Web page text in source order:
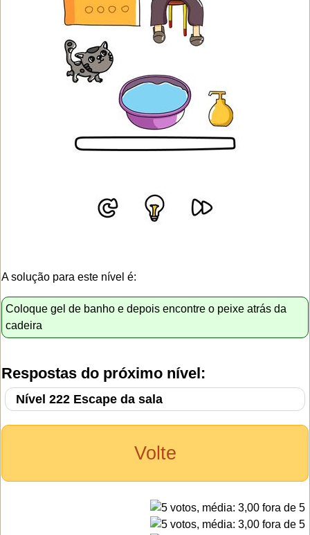
A solução para este nível é:
Coloque gel de banho e depois encontre o peixe atrás da
cadeira
Respostas do próximo nível:
Nível 222 Escape da sala
Volte